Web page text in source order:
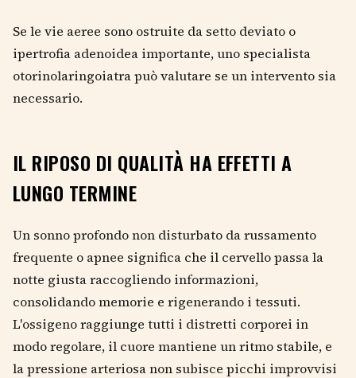
Se le vie aeree sono ostruite da setto deviato o
ipertrofia adenoidea importante, uno specialista
otorinolaringoiatra può valutare se un intervento sia
necessario.
IL RIPOSO DI QUALITÀ HA EFFETTI A
LUNGO TERMINE
Un sonno profondo non disturbato da russamento
frequente o apnee significa che il cervello passa la
notte giusta raccogliendo informazioni,
consolidando memorie e rigenerando i tessuti.
L'ossigeno raggiunge tutti i distretti corporei in
modo regolare, il cuore mantiene un ritmo stabile, e
la pressione arteriosa non subisce picchi improvvisi